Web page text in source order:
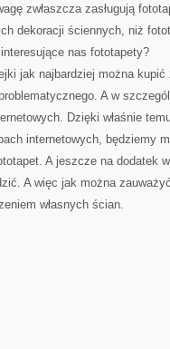
zwłaszcza zasługują
dekoracji ściennych, niż
nas fototapety?
jak najbardziej można
A w
Dzięki właśnie
internetowych, będziemy
A jeszcze na dodatek
A więc jak można
własnych ścian.